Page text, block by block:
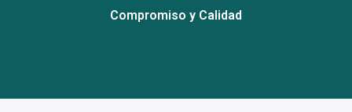
Compromiso y Calidad